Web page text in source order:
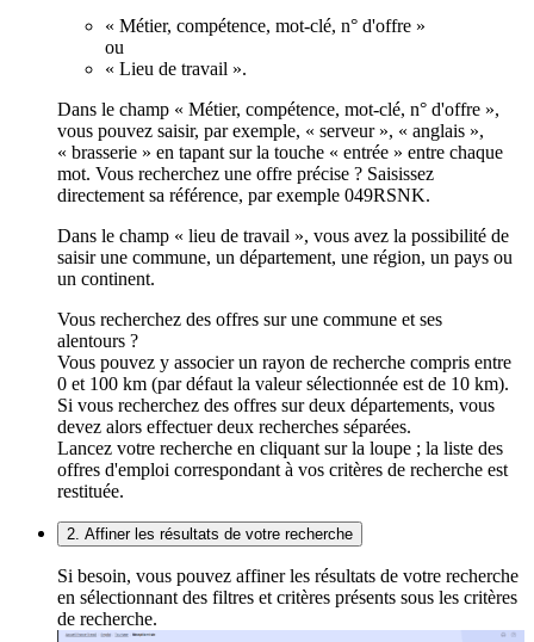
« Métier, compétence, mot-clé, n° d'offre »
ou
« Lieu de travail ».
Dans le champ « Métier, compétence, mot-clé, n° d'offre »,
vous pouvez saisir, par exemple, « serveur », « anglais »,
« brasserie » en tapant sur la touche « entrée » entre chaque
mot. Vous recherchez une offre précise ? Saisissez
directement sa référence, par exemple 049RSNK.
Dans le champ « lieu de travail », vous avez la possibilité de
saisir une commune, un département, une région, un pays ou
un continent.
Vous recherchez des offres sur une commune et ses
alentours ?
Vous pouvez y associer un rayon de recherche compris entre
0 et 100 km (par défaut la valeur sélectionnée est de 10 km).
Si vous recherchez des offres sur deux départements, vous
devez alors effectuer deux recherches séparées.
Lancez votre recherche en cliquant sur la loupe ; la liste des
offres d'emploi correspondant à vos critères de recherche est
restituée.
2. Affiner les résultats de votre recherche
Si besoin, vous pouvez affiner les résultats de votre recherche
en sélectionnant des filtres et critères présents sous les critères
de recherche.